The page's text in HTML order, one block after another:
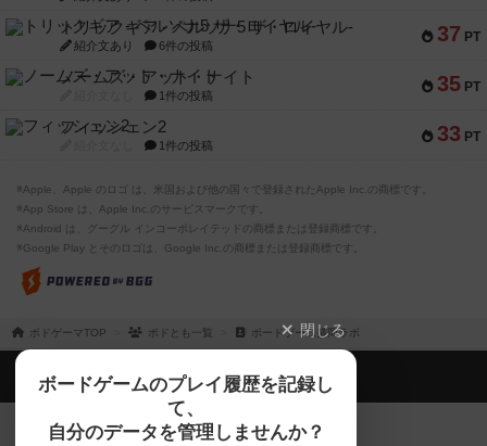
37 PT
トリックギア - ペルソナ5 ザ・ロイヤル-
紹介文あり 6件の投稿
35 PT
ノームズ・アット・ナイト
1件の投稿
33 PT
フィッシェン2
1件の投稿
※Apple、Apple のロゴ は、米国および他の国々で登録されたApple Inc.の商標です。
※App Store は、Apple Inc.のサービスマークです。
※Android は、グーグル インコーポレイテッドの商標または登録商標です。
※Google Play とそのロゴは、Google Inc.の商標または登録商標です。
ボドゲーマTOP ボドとも一覧 ボードゲーム盛岡ラボ
閉じる
ボードゲームのプレイ履歴を記録し
て、
自分のデータを管理しませんか？
ボドゲーマTOP
ボードゲームを検索する